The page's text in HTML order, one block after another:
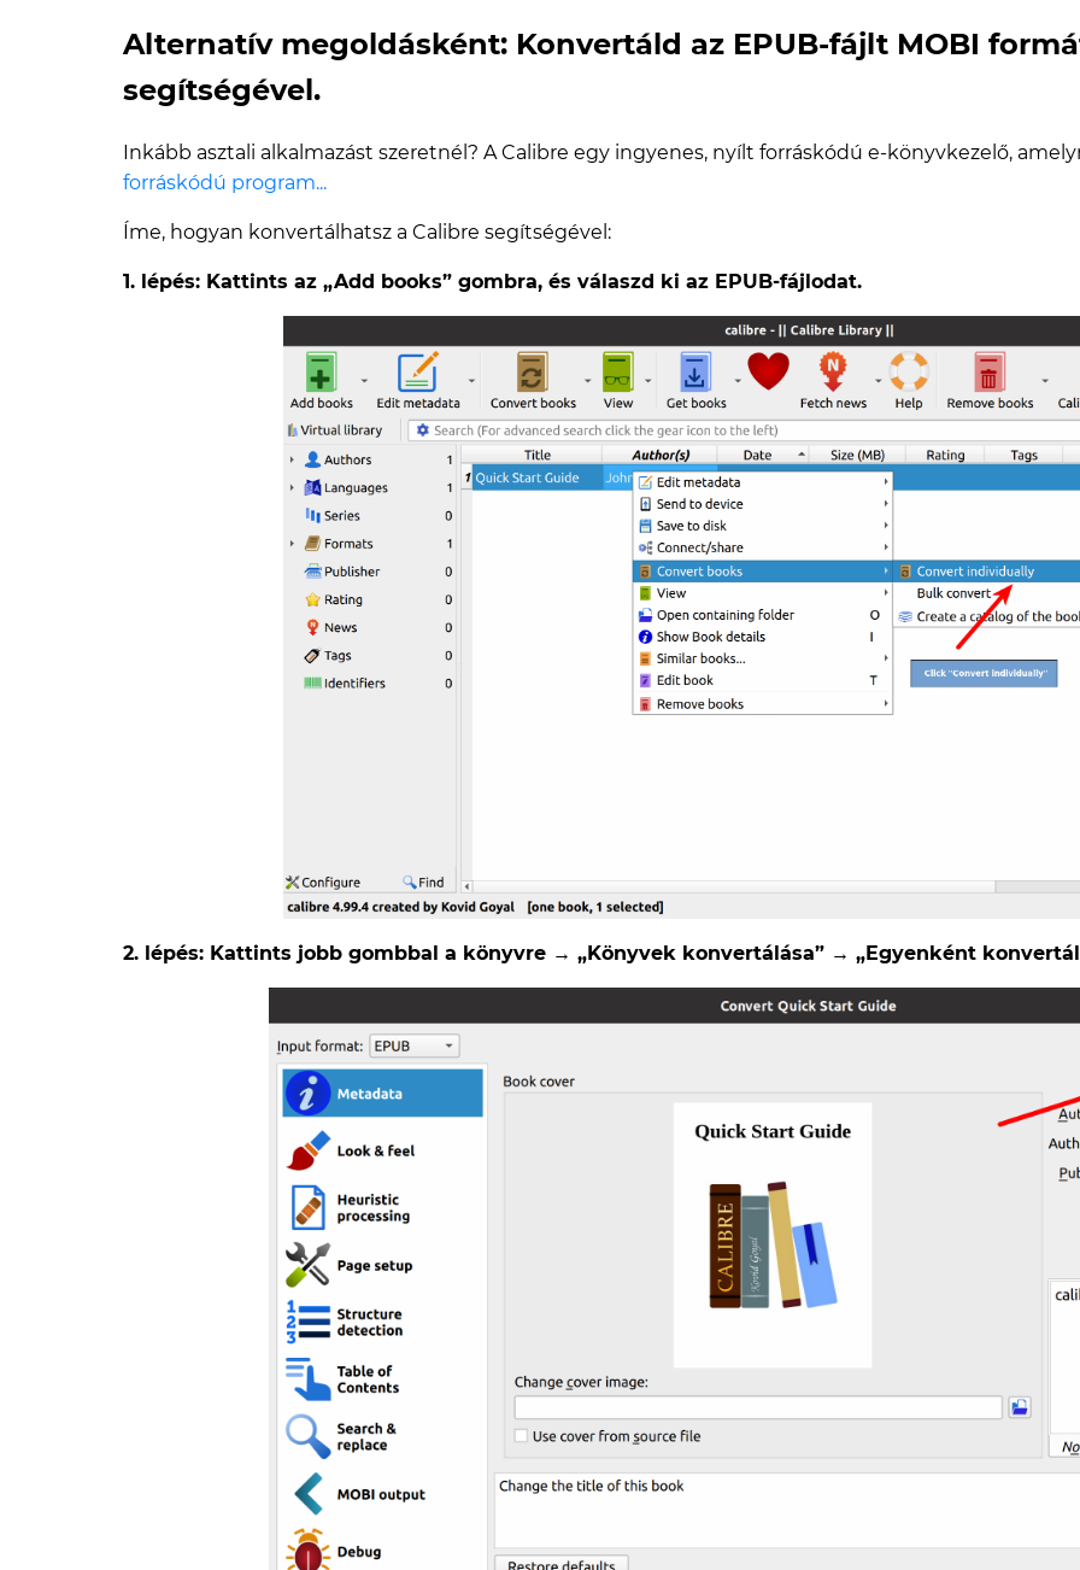
Alternatív megoldásként: Konvertáld az EPUB-fájlt MOBI
segítségével.
Inkább asztali alkalmazást szeretnél? A Calibre egy ingyenes, nyílt forráskódú e-könyvkezelő,
forráskódú program...
Íme, hogyan konvertálhatsz a Calibre segítségével:
1. lépés: Kattints az „Add books” gombra, és válaszd ki az EPUB-fájlodat.
2. lépés: Kattints jobb gombbal a könyvre → „Könyvek konvertálása” → „Egyenként